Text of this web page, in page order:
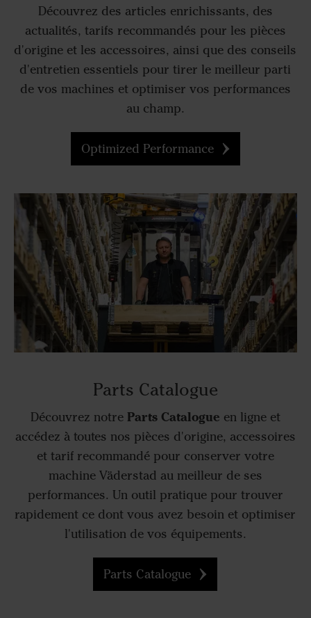
Découvrez des articles enrichissants, des
actualités, tarifs recommandés pour les pièces
d'origine et les accessoires, ainsi que des conseils
d'entretien essentiels pour tirer le meilleur parti
de vos machines et optimiser vos performances
au champ.
Optimized Performance
Parts Catalogue
Découvrez notre Parts Catalogue en ligne et
accédez à toutes nos pièces d'origine, accessoires
et tarif recommandé pour conserver votre
machine Väderstad au meilleur de ses
performances. Un outil pratique pour trouver
rapidement ce dont vous avez besoin et optimiser
l'utilisation de vos équipements.
Parts Catalogue